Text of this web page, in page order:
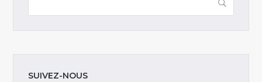
SUIVEZ-NOUS